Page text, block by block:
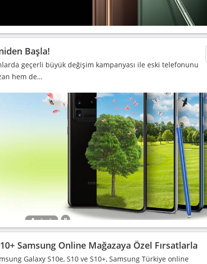
Başla!
geçerli büyük değişim kampanyası ile eski telefonunu
hem de…
Samsung Online Mağazaya Özel Fırsatlarla
Galaxy S10e, S10 ve S10+, Samsung Türkiye online